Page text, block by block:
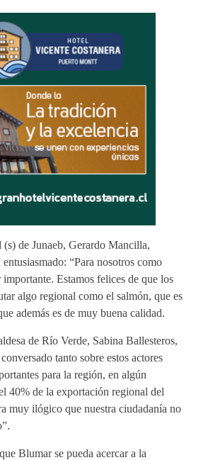
de Junaeb, Gerardo Mancilla,
“Para nosotros como
Estamos felices de que los
algo regional como el salmón, que es
además es de muy buena calidad.
de Río Verde, Sabina Ballesteros,
tanto sobre estos actores
para la región, en algún
40% de la exportación regional del
muy ilógico que nuestra ciudadanía no
Blumar se pueda acercar a la